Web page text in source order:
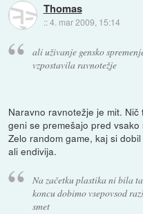
Thomas
::4. mar 2009, 15:14
ali uživanje gensko
vzpostavila ravnotežje
Naravno ravnotežje je mit.
geni se premešajo pred
Zelo random game, kaj si
ali endivija.
Na začetku plastika ni bila
koncu dobimo vsepovsod
smet